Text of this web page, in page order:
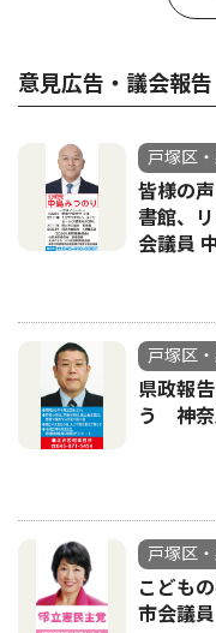
意見広告・議会報告
戸塚区
皆様の
書館、
会議員
戸塚区
県政報
う 神奈
戸塚区
こども
市会議